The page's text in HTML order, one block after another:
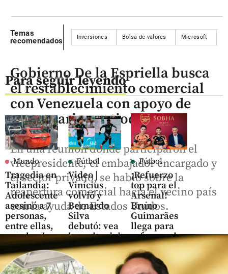
Temas
recomendados
Inversiones Bolsa de valores Microsoft
Para seguir leyendo
Mundo
Tragedia en
Tailandia:
Adolescente
asesinó a 7
personas,
entre ellas,
sus abuelos
hace 11
horas
share
Fútbol
Video |
Vinícius
volvió y
Bernardo
Silva
debutó: vea
los goles del
Real
Madrid ante
Ferencvaros
Fútbol
¡Refuerzo
top para el
Arsenal!
Bruno
Guimarães
llega para
reforzar el
mediocampo
share
Gobierno De la Espriella busca
el restablecimiento comercial
con Venezuela con apoyo de
empresarios antioqueños
En una reunión donde participaron el
vicepresidente, el embajador encargado y
el sector privado, se habló sobre la
reapertura comercial hacía el vecino país
con la ayuda de Estados Unidos.